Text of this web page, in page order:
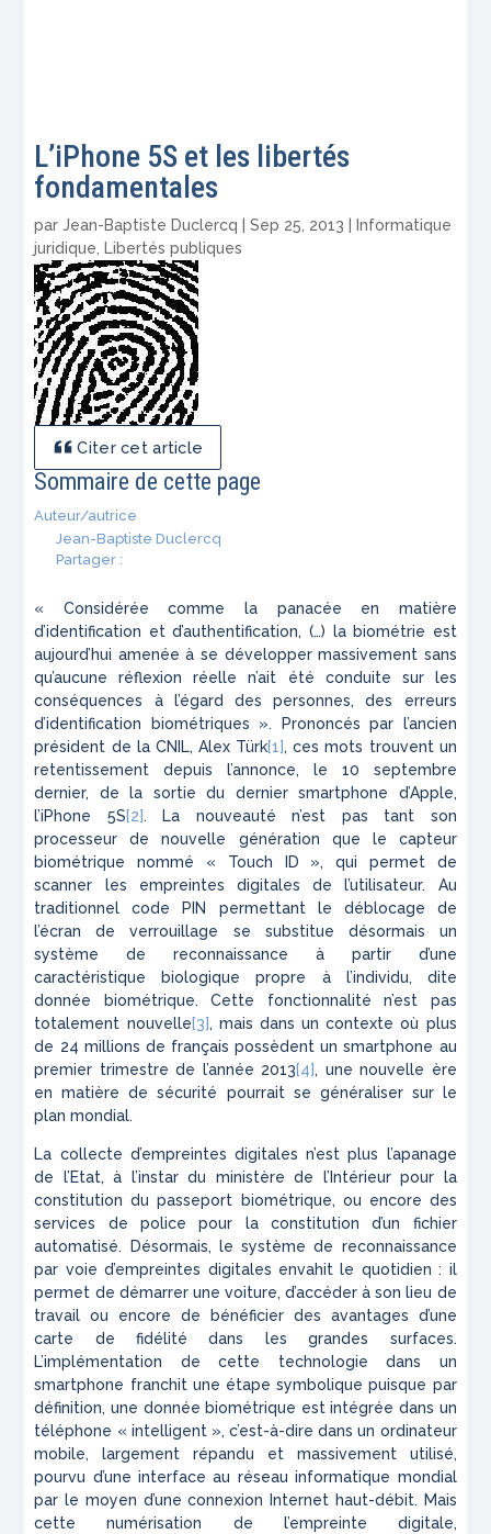
L’iPhone 5S et les libertés
fondamentales
parJean-Baptiste Duclercq |Sep 25, 2013 |Informatique
juridique ,Libertés publiques
Citer cet article
Sommaire de cette page
Auteur/autrice
Jean-Baptiste Duclercq
Partager :
« Considérée comme la panacée en matière
d’identification et d’authentification, (…) la biométrie est
aujourd’hui amenée à se développer massivement sans
qu’aucune réflexion réelle n’ait été conduite sur les
conséquences à l’égard des personnes, des erreurs
d’identification biométriques ». Prononcés par l’ancien
président de la CNIL, Alex Türk[1], ces mots trouvent un
retentissement depuis l’annonce, le 10 septembre
dernier, de la sortie du dernier smartphone d’Apple,
l’iPhone 5S[2]. La nouveauté n’est pas tant son
processeur de nouvelle génération que le capteur
biométrique nommé « Touch ID », qui permet de
scanner les empreintes digitales de l’utilisateur. Au
traditionnel code PIN permettant le déblocage de
l’écran de verrouillage se substitue désormais un
système de reconnaissance à partir d’une
caractéristique biologique propre à l’individu, dite
donnée biométrique. Cette fonctionnalité n’est pas
totalement nouvelle[3], mais dans un contexte où plus
de 24 millions de français possèdent un smartphone au
premier trimestre de l’année 2013[4], une nouvelle ère
en matière de sécurité pourrait se généraliser sur le
plan mondial.
La collecte d’empreintes digitales n’est plus l’apanage
de l’Etat, à l’instar du ministère de l’Intérieur pour la
constitution du passeport biométrique, ou encore des
services de police pour la constitution d’un fichier
automatisé. Désormais, le système de reconnaissance
par voie d’empreintes digitales envahit le quotidien : il
permet de démarrer une voiture, d’accéder à son lieu de
travail ou encore de bénéficier des avantages d’une
carte de fidélité dans les grandes surfaces.
L’implémentation de cette technologie dans un
smartphone franchit une étape symbolique puisque par
définition, une donnée biométrique est intégrée dans un
téléphone « intelligent », c’est-à-dire dans un ordinateur
mobile, largement répandu et massivement utilisé,
pourvu d’une interface au réseau informatique mondial
par le moyen d’une connexion Internet haut-débit. Mais
cette numérisation de l’empreinte digitale,